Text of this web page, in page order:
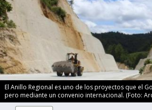
El Anillo Regional es uno de los proyectos que el
pero mediante un convenio internacional. (Foto: